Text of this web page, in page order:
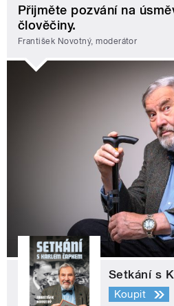
Přijměte pozvání na
člověčiny.
František Novotný, moderátor
Setkání s
Koupit